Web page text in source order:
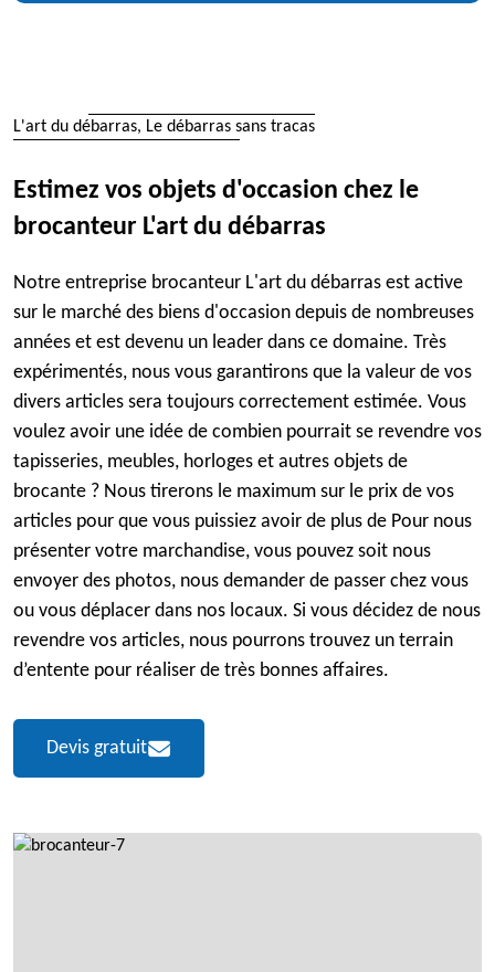
L'art du débarras, Le débarras sans tracas
Estimez vos objets d'occasion chez le
brocanteur L'art du débarras
Notre entreprise brocanteur L'art du débarras est active
sur le marché des biens d'occasion depuis de nombreuses
années et est devenu un leader dans ce domaine. Très
expérimentés, nous vous garantirons que la valeur de vos
divers articles sera toujours correctement estimée. Vous
voulez avoir une idée de combien pourrait se revendre vos
tapisseries, meubles, horloges et autres objets de
brocante ? Nous tirerons le maximum sur le prix de vos
articles pour que vous puissiez avoir de plus de Pour nous
présenter votre marchandise, vous pouvez soit nous
envoyer des photos, nous demander de passer chez vous
ou vous déplacer dans nos locaux. Si vous décidez de nous
revendre vos articles, nous pourrons trouvez un terrain
d’entente pour réaliser de très bonnes affaires.
Devis gratuit